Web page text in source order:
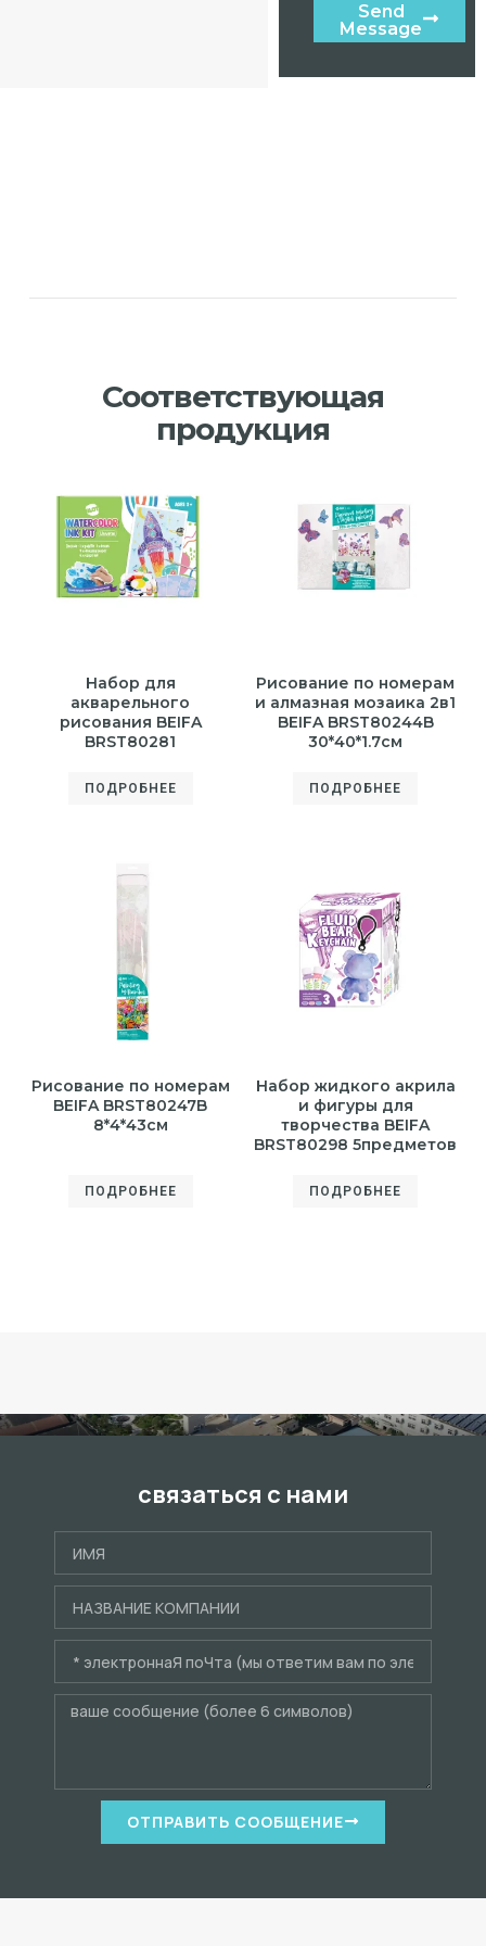
Send
Message
Соответствующая
продукция
Набор для
акварельного
рисования BEIFA
BRST80281
ПОДРОБНЕЕ
Рисование по номерам
и алмазная мозаика 2в1
BEIFA BRST80244B
30*40*1.7см
ПОДРОБНЕЕ
Рисование по номерам
BEIFA BRST80247B
8*4*43см
ПОДРОБНЕЕ
Набор жидкого акрила
и фигуры для
творчества BEIFA
BRST80298 5предметов
ПОДРОБНЕЕ
связаться с нами
ОТПРАВИТЬ СООБЩЕНИЕ